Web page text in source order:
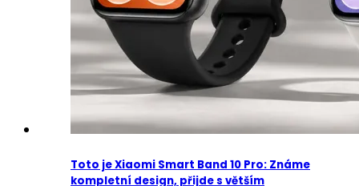
Toto je Xiaomi Smart Band 10 Pro: Známe
kompletní design, přijde s větším